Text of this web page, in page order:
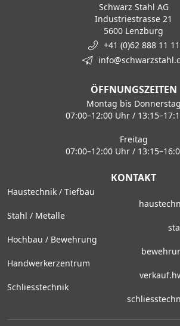
Schwarz Stahl AG
Industriestrasse 21
5600 Lenzburg
+41 (0)62 888 11 11
ÖFFNUNGSZEITEN
Montag bis Donnerstag
07:00–12:00 Uhr /
Freitag
07:00–12:00 Uhr /
KONTAKT
Haustechnik / Tiefbau
Stahl / Metalle
Hochbau / Bewehrung
Handwerkerzentrum
Schliesstechnik